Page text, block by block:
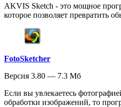
AKVIS Sketch - это мощное
которое позволяет превратить
FotoSketcher
Версия 3.80 — 7.3 Мб
Если вы увлекаетесь
обработки изображений, то